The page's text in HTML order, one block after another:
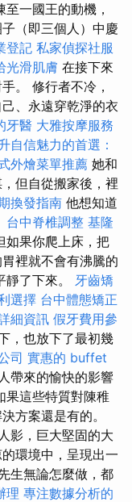
一國王的動機，
（即三個人）中慶
登記 私家偵探社服
光滑肌膚 在接下來
。 修行者不冷，
、永遠穿乾淨的衣
牙醫 大雅按摩服務
自信魅力的首選：
外燴菜單推薦 她和
但自從搬家後，裡
換發指南 他想知道
台中脊椎調整 基隆
如果你爬上床，把
裡就不會有沸騰的
了下來。 牙齒矯
選擇 台中體態矯正
細資訊 假牙費用參
，也放下了最初幾
司 實惠的 buffet
帶來的愉快的影響
果這些特質對陳稚
方案還是有的。
影，巨大堅固的大
環境中，呈現出一
生無論怎麼做，都
理 專注數據分析的